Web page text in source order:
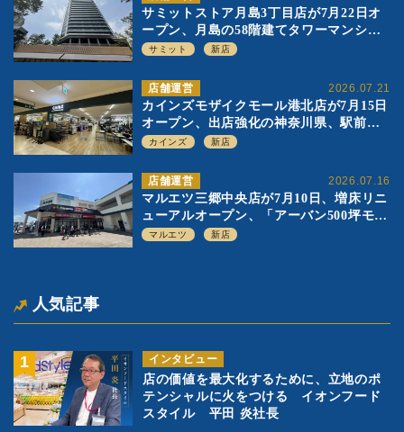
サミットストア月島3丁目店が7月22日オ
ープン、月島の58階建てタワーマンショ
ン1階に生鮮強化の小商圏型店を出店
サミット 新店
2026.07.21
店舗運営
カインズモザイクモール港北店が7月15日
オープン、出店強化の神奈川県、駅前
SC2階の都市型小型店
カインズ 新店
2026.07.16
店舗運営
マルエツ三郷中央店が7月10日、増床リニ
ューアルオープン、「アーバン500坪モデ
ル」の実験を集大成、駅前立地受け、寿
マルエツ 新店
人気記事
インタビュー
店の価値を最大化するために、立地のポ
テンシャルに火をつける イオンフード
スタイル 平田 炎社長